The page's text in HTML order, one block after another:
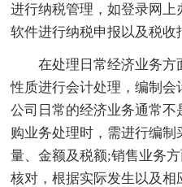
进行纳税管理，如登录网上
软件进行纳税申报以及税收
在处理日常经济业务方
性质进行会计处理，编制会
公司日常的经济业务通常
购业务处理时，需进行编
量、金额及税额;销售业务
核对，根据实际发生以及